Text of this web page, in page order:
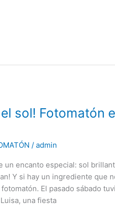
sol! Fotomatón
/admin
un encanto especial: sol
Y si hay un ingrediente que
El pasado sábado
una fiesta